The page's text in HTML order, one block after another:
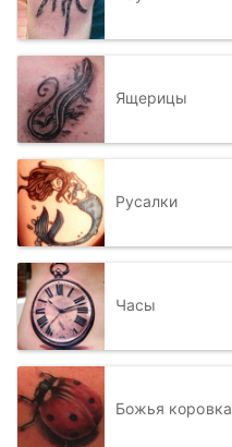
Ящерицы
Русалки
Часы
Божья коровка